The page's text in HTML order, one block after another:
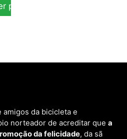
preço
amigos da bicicleta e
norteador de acreditar que a
da felicidade, da sã